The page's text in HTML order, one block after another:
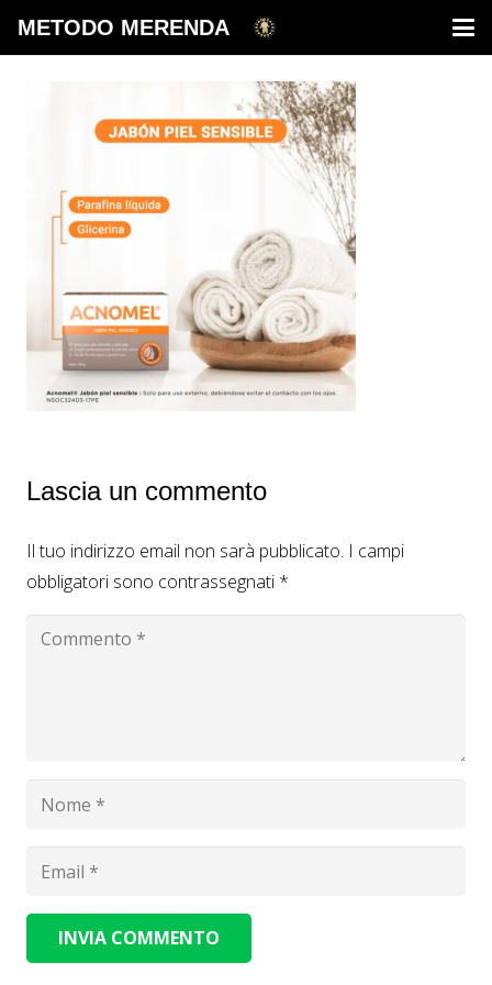
METODO MERENDA
Lascia un commento
Il tuo indirizzo email non sarà pubblicato. I campi
obbligatori sono contrassegnati *
INVIA COMMENTO